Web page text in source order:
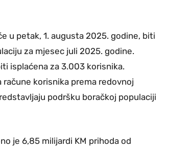
u petak, 1. augusta 2025. godine, biti
za mjesec juli 2025. godine.
isplaćena za 3.003 korisnika.
korisnika prema redovnoj
podršku boračkoj populaciji
je 6,85 milijardi KM prihoda od